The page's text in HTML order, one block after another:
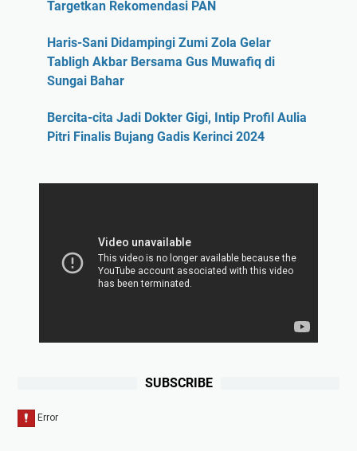
Targetkan Rekomendasi PAN
Haris-Sani Didampingi Zumi Zola Gelar
Tabligh Akbar Bersama Gus Muwafiq di
Sungai Bahar
Bercita-cita Jadi Dokter Gigi, Intip Profil Aulia
Pitri Finalis Bujang Gadis Kerinci 2024
SUBSCRIBE